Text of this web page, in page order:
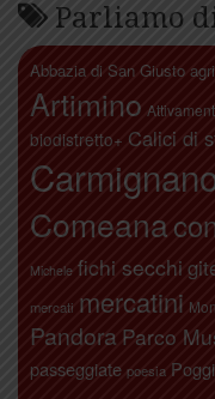
Parliamo
Abbazia di San Giusto
Artimino
biodistretto+ Calici di
Comeana
Michele fichi secchi
mercati mercatini
Pandora Parco
passeggiate poesia